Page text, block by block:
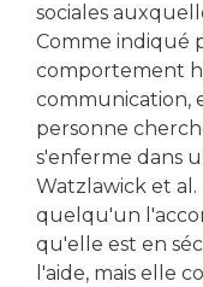
sociales
Comme indiqué
comportement
communication,
personne
s'enferme dans
Watzlawick et al.
quelqu'un
qu'elle est en
l'aide, mais elle